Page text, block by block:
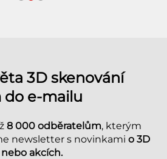
3D skenování
do e-mailu
8 000 odběratelům, kterým
newsletter s novinkami o 3D
akcích.